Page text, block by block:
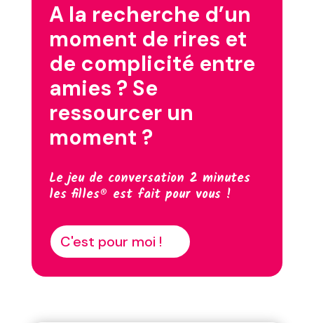
A la recherche d’un
moment de rires et
de complicité entre
amies ? Se
ressourcer un
moment ?
Le jeu de conversation 2 minutes
les filles® est fait pour vous !
C'est pour moi !